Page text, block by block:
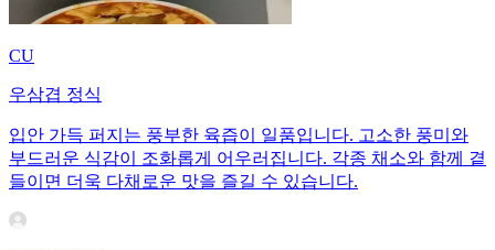
CU
우삼겹 정식
입안 가득 퍼지는 풍부한 육즙이 일품입니다. 고소한 풍미와
부드러운 식감이 조화롭게 어우러집니다. 각종 채소와 함께 곁
들이면 더욱 다채로운 맛을 즐길 수 있습니다.